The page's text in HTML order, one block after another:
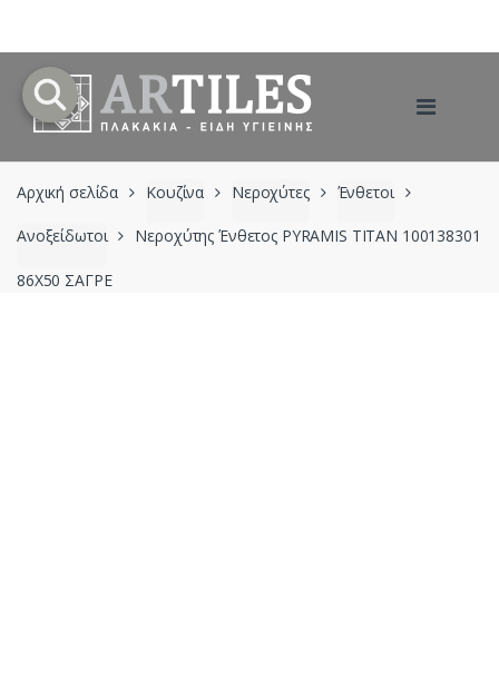
navigation
content
Αρχική σελίδα Κουζίνα Νεροχύτες Ένθετοι
Ανοξείδωτοι Νεροχύτης Ένθετος PYRAMIS TITAN 100138301
86X50 ΣΑΓΡΕ